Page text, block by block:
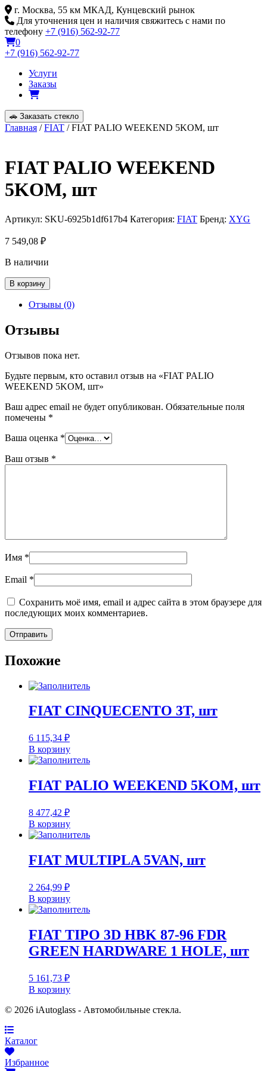
Skip
to
content
г. Москва, 55 км МКАД, Кунцевский рынок
Для уточнения цен и наличия свяжитесь с нами по
телефону +7 (916) 562-92-77
0
+7 (916) 562-92-77
Услуги
Заказы
🚗 Заказать стекло
Главная /FIAT / FIAT PALIO WEEKEND 5KOM, шт
FIAT PALIO WEEKEND
5KOM, шт
Артикул: SKU-6925b1df617b4 Категория: FIAT Бренд: XYG
7 549,08 ₽
В наличии
Количество
товара
FIAT
WEEKEND
5KOM,
В корзину
Отзывы (0)
Отзывы
Отзывов пока нет.
Будьте первым, кто оставил отзыв на «FIAT PALIO
WEEKEND 5KOM, шт»
Ваш адрес email не будет опубликован. Обязательные поля
помечены *
Ваша оценка *
Ваш отзыв *
Имя *
Email *
Сохранить моё имя, email и адрес сайта в этом браузере для
последующих моих комментариев.
Похожие
FIAT CINQUECENTO 3T, шт
6 115,34 ₽
В корзину
FIAT PALIO WEEKEND 5KOM, шт
8 477,42 ₽
В корзину
FIAT MULTIPLA 5VAN, шт
2 264,99 ₽
В корзину
FIAT TIPO 3D HBK 87-96 FDR
GREEN HARDWARE 1 HOLE, шт
5 161,73 ₽
В корзину
© 2026 iAutoglass - Автомобильные стекла.
Каталог
Избранное